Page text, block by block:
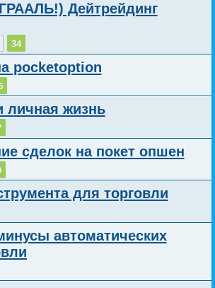
Дейтрейдинг
34
pocketoption
личная жизнь
сделок на покет опшен
для торговли
автоматических